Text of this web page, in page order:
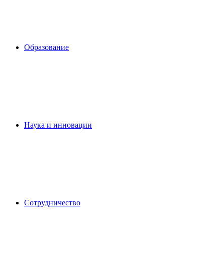
Образование
Наука и инновации
Сотрудничество